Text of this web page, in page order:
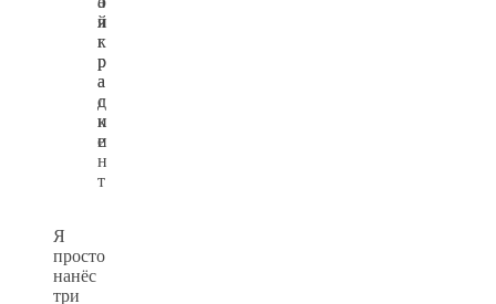
й
к
р
а
с
к
и
я
г
р
а
д
и
е
н
т
Я
просто
нанёс
три